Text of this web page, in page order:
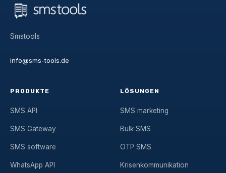
Smstools
info@sms-tools.de
PRODUKTE
SMS API
SMS Gateway
SMS software
WhatsApp API
LÖSUNGEN
SMS marketing
Bulk SMS
OTP SMS
Krisenkommunikation